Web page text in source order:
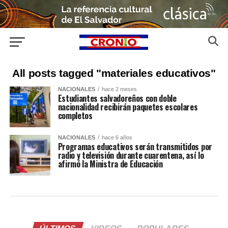
All posts tagged "materiales educativos"
NACIONALES hace 2 meses
Estudiantes salvadoreños con doble
nacionalidad recibirán paquetes escolares
completos
NACIONALES hace 6 años
Programas educativos serán transmitidos por
radio y televisión durante cuarentena, así lo
afirmó la Ministra de Educación